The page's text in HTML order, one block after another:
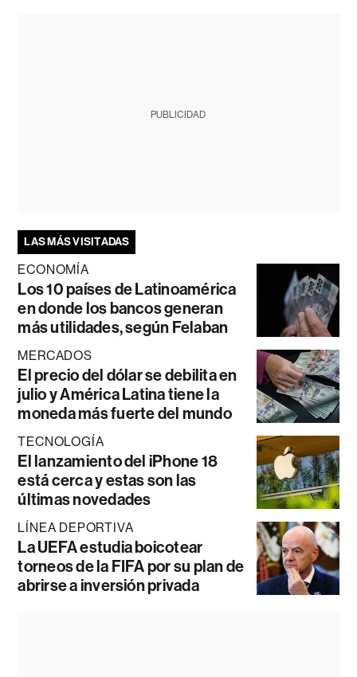
PUBLICIDAD
LAS MÁS VISITADAS
ECONOMÍA
Los 10 países de Latinoamérica
en donde los bancos generan
más utilidades, según Felaban
MERCADOS
El precio del dólar se debilita en
julio y América Latina tiene la
moneda más fuerte del mundo
TECNOLOGÍA
El lanzamiento del iPhone 18
está cerca y estas son las
últimas novedades
LÍNEA DEPORTIVA
La UEFA estudia boicotear
torneos de la FIFA por su plan de
abrirse a inversión privada